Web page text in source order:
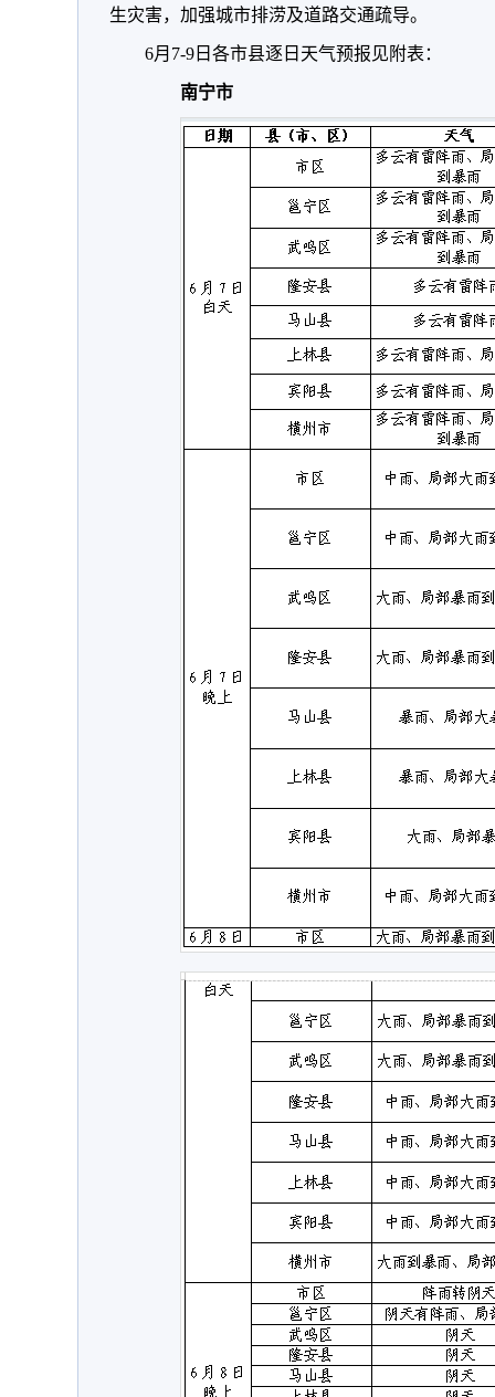
生灾害，加强城市排涝及道路交通疏导。
6月7-9日各市县逐日天气预报见附表：
南宁市